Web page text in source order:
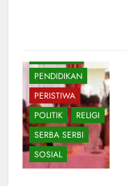
PENDIDIKAN
PERISTIWA
POLITIK
RELIGI
SERBA SERBI
SOSIAL